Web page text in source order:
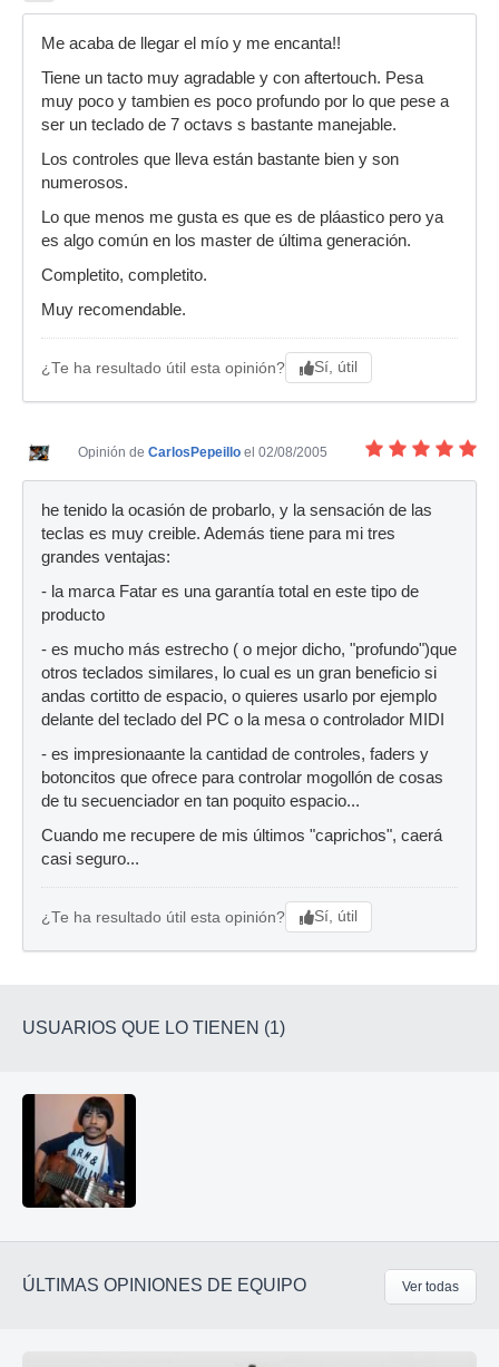
Me acaba de llegar el mío y me encanta!!
Tiene un tacto muy agradable y con aftertouch. Pesa
muy poco y tambien es poco profundo por lo que pese a
ser un teclado de 7 octavs s bastante manejable.
Los controles que lleva están bastante bien y son
numerosos.
Lo que menos me gusta es que es de pláastico pero ya
es algo común en los master de última generación.
Completito, completito.
Muy recomendable.
¿Te ha resultado útil esta opinión? Sí, útil
Opinión de CarlosPepeillo el 02/08/2005
he tenido la ocasión de probarlo, y la sensación de las
teclas es muy creible. Además tiene para mi tres
grandes ventajas:
- la marca Fatar es una garantía total en este tipo de
producto
- es mucho más estrecho ( o mejor dicho, "profundo")que
otros teclados similares, lo cual es un gran beneficio si
andas cortitto de espacio, o quieres usarlo por ejemplo
delante del teclado del PC o la mesa o controlador MIDI
- es impresionaante la cantidad de controles, faders y
botoncitos que ofrece para controlar mogollón de cosas
de tu secuenciador en tan poquito espacio...
Cuando me recupere de mis últimos "caprichos", caerá
casi seguro...
¿Te ha resultado útil esta opinión? Sí, útil
USUARIOS QUE LO TIENEN (1)
ÚLTIMAS OPINIONES DE EQUIPO Ver todas